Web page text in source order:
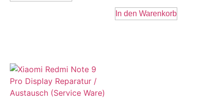
In den Warenkorb